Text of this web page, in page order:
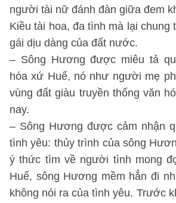
người tài nữ đánh đàn giữa đem
Kiều tài hoa, đa tình mà lại chung
gái dịu dàng của đất nước.
– Sông Hương được miêu tả
hóa xứ Huế, nó như người mẹ
vùng đất giàu truyền thống văn
nay.
– Sông Hương được cảm nhận
tình yêu: thủy trình của sông
ý thức tìm về người tình mong
Huế, sông Hương mềm hẳn đi
không nói ra của tình yêu. Trước